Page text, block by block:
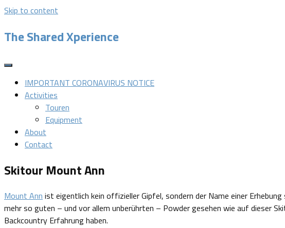
Skip to content
The Shared Xperience
IMPORTANT CORONAVIRUS NOTICE
Activities
Touren
Equipment
About
Contact
Skitour Mount Ann
Mount Ann ist eigentlich kein offizieller Gipfel, sondern der Name einer
mehr so guten – und vor allem unberührten – Powder gesehen wie auf dieser
Backcountry Erfahrung haben.